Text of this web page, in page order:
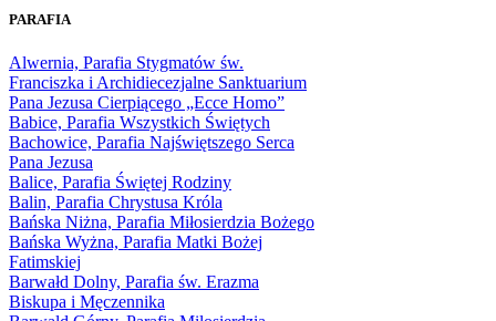
1966
1968
1969
1970
1971
1972
1973
1974
1975
1976
1977
1978
1979
1980
PARAFIA
Alwernia, Parafia Stygmatów św.
Franciszka i Archidiecezjalne Sanktuarium
Pana Jezusa Cierpiącego „Ecce Homo”
Babice, Parafia Wszystkich Świętych
Bachowice, Parafia Najświętszego Serca
Pana Jezusa
Balice, Parafia Świętej Rodziny
Balin, Parafia Chrystusa Króla
Bańska Niżna, Parafia Miłosierdzia Bożego
Bańska Wyżna, Parafia Matki Bożej
Fatimskiej
Barwałd Dolny, Parafia św. Erazma
Biskupa i Męczennika